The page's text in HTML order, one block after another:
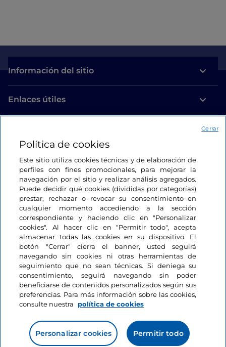
Información del sitio
Enlaces útiles
Estamos en contacto
Política de cookies
Este sitio utiliza cookies técnicas y de elaboración de
perfiles con fines promocionales, para mejorar la
navegación por el sitio y realizar análisis agregados.
Puede decidir qué cookies (divididas por categorías)
prestar, rechazar o revocar su consentimiento en
cualquier momento accediendo a la sección
correspondiente y haciendo clic en "Personalizar
cookies". Al hacer clic en "Permitir todo", acepta
almacenar todas las cookies en su dispositivo. El
botón "Cerrar" cierra el banner, usted seguirá
navegando sin cookies ni otras herramientas de
seguimiento que no sean técnicas. Si deniega su
consentimiento, seguirá navegando sin poder
beneficiarse de contenidos personalizados según sus
preferencias. Para más información sobre las cookies,
consulte nuestra
política de cookies
Personalizar cookies Permitir todo
Cerrar